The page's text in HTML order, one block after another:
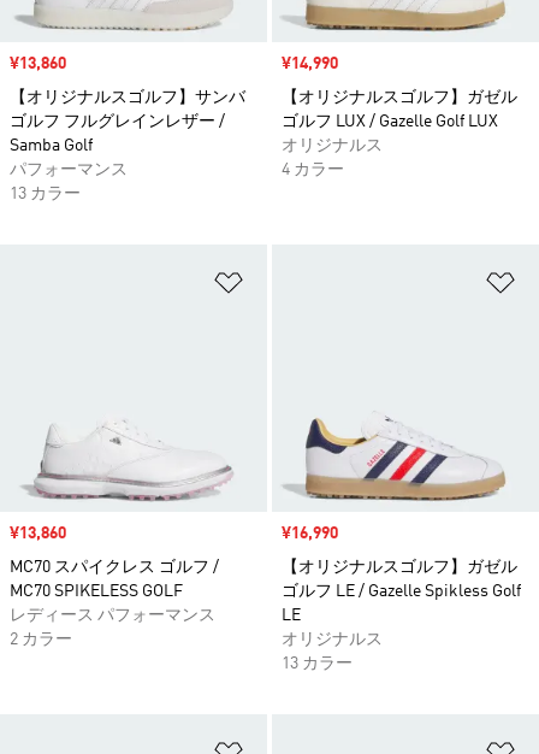
セール価格
¥13,860
【オリジナルスゴルフ】サンバ
ゴルフ フルグレインレザー /
Samba Golf
パフォーマンス
13 カラー
セール価格
¥14,990
【オリジナルスゴルフ】ガゼル
ゴルフ LUX / Gazelle Golf LUX
オリジナルス
4 カラー
セール価格
¥13,860
MC70 スパイクレス ゴルフ /
MC70 SPIKELESS GOLF
レディース パフォーマンス
2 カラー
セール価格
¥16,990
【オリジナルスゴルフ】ガゼル
ゴルフ LE / Gazelle Spikless Golf
LE
オリジナルス
13 カラー